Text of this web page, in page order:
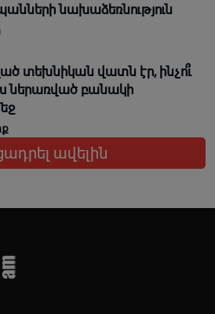
նախաձեռնություն
տեխնիկան վատն էր, ինչո՞ւ
ներառված բանակի
ավելին